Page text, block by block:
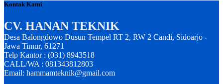
Kontak Kami
CV. HANAN TEKNIK
Desa Balongdowo Dusun Tempel RT 2, RW 2 Candi, Sidoarjo -
Jawa Timur, 61271
Telp Kantor : (031) 8943518
CALL/WA : 081343812803
Email: hammamteknik@gmail.com